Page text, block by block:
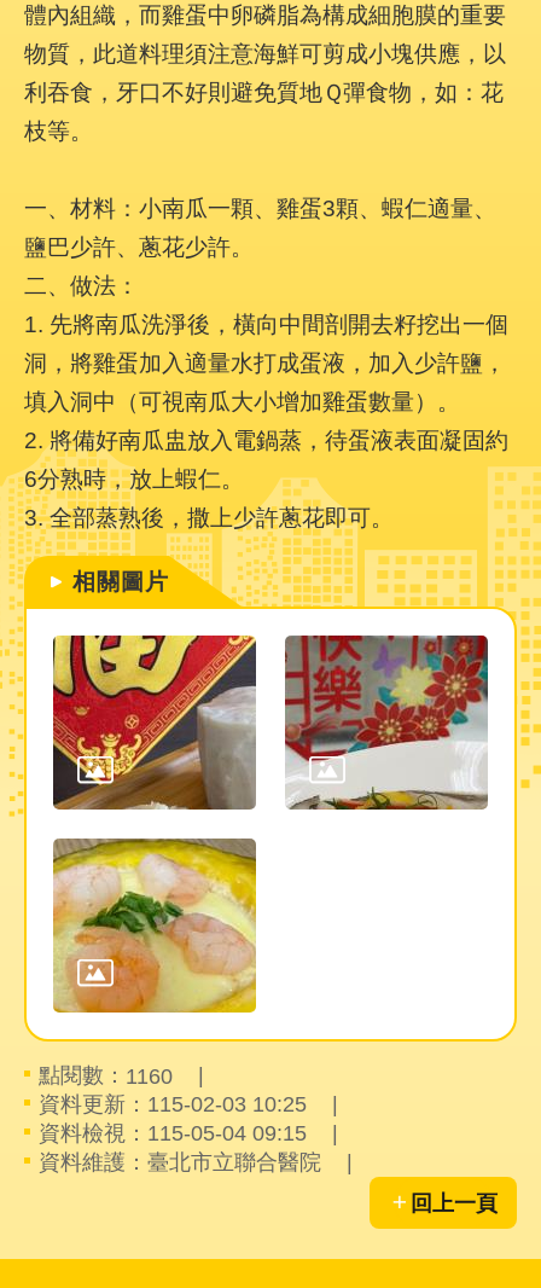
體內組織，而雞蛋中卵磷脂為構成細胞膜的重要
物質，此道料理須注意海鮮可剪成小塊供應，以
利吞食，牙口不好則避免質地Ｑ彈食物，如：花
枝等。
一、材料：小南瓜一顆、雞蛋3顆、蝦仁適量、
鹽巴少許、蔥花少許。
二、做法：
1. 先將南瓜洗淨後，橫向中間剖開去籽挖出一個
洞，將雞蛋加入適量水打成蛋液，加入少許鹽，
填入洞中（可視南瓜大小增加雞蛋數量）。
2. 將備好南瓜盅放入電鍋蒸，待蛋液表面凝固約
6分熟時，放上蝦仁。
3. 全部蒸熟後，撒上少許蔥花即可。
相關圖片
點閱數： 1160
資料更新：115-02-03 10:25
資料檢視：115-05-04 09:15
資料維護：臺北市立聯合醫院
回上一頁